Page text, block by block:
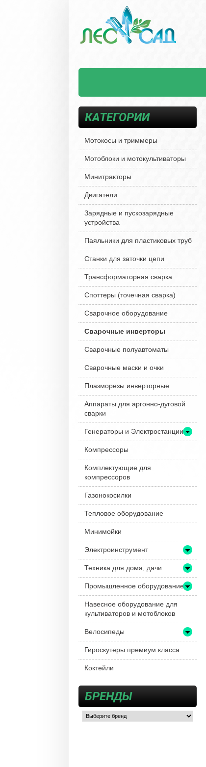
КАТЕГОРИИ
Мотокосы и триммеры
Мотоблоки и мотокультиваторы
Минитракторы
Двигатели
Зарядные и пускозарядные
устройства
Паяльники для пластиковых труб
Станки для заточки цепи
Трансформаторная сварка
Споттеры (точечная сварка)
Сварочное оборудование
Сварочные инверторы
Сварочные полуавтоматы
Сварочные маски и очки
Плазморезы инверторные
Аппараты для аргонно-дуговой
сварки
Генераторы и Электростанции
Компрессоры
Комплектующие для
компрессоров
Газонокосилки
Тепловое оборудование
Минимойки
Электроинструмент
Техника для дома, дачи
Промышленное оборудование
Навесное оборудование для
культиваторов и мотоблоков
Велосипеды
Гироскутеры премиум класса
Коктейли
БРЕНДЫ